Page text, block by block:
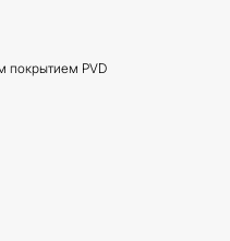
покрытием PVD